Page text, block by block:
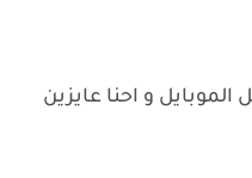
و احنا عايزين